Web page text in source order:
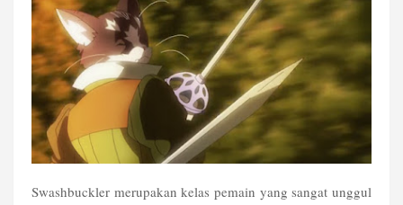
Swashbuckler merupakan kelas pemain yang sangat unggul